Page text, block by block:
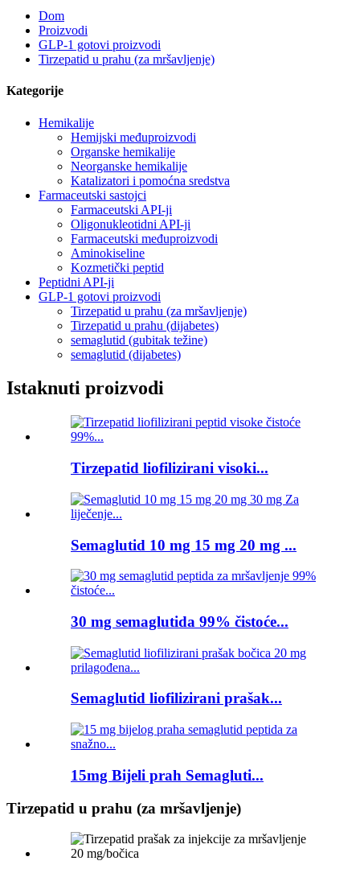
Dom
Proizvodi
GLP-1 gotovi proizvodi
Tirzepatid u prahu (za mršavljenje)
Kategorije
Hemikalije
Hemijski međuproizvodi
Organske hemikalije
Neorganske hemikalije
Katalizatori i pomoćna sredstva
Farmaceutski sastojci
Farmaceutski API-ji
Oligonukleotidni API-ji
Farmaceutski međuproizvodi
Aminokiseline
Kozmetički peptid
Peptidni API-ji
GLP-1 gotovi proizvodi
Tirzepatid u prahu (za mršavljenje)
Tirzepatid u prahu (dijabetes)
semaglutid (gubitak težine)
semaglutid (dijabetes)
Istaknuti proizvodi
Tirzepatid liofilizirani visoki...
Semaglutid 10 mg 15 mg 20 mg ...
30 mg semaglutida 99% čistoće...
Semaglutid liofilizirani prašak...
15mg Bijeli prah Semagluti...
Tirzepatid u prahu (za mršavljenje)